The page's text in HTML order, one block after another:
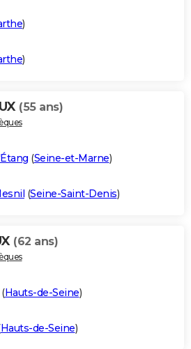
)
)
(55 ans)
(Seine-et-Marne)
(Seine-Saint-Denis)
(62 ans)
(Hauts-de-Seine)
Hauts-de-Seine)